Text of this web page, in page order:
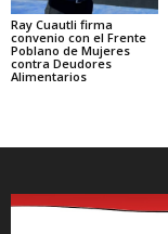
Ray Cuautli firma
convenio con el Frente
Poblano de Mujeres
contra Deudores
Alimentarios